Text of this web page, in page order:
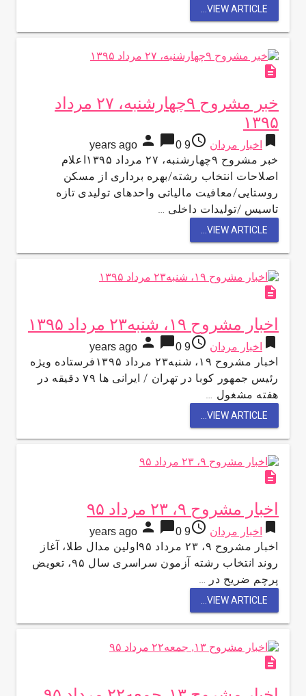
VIEW ARTICLE...
description
خبر مشروح ۹چهارشنبه، ۲۷ مرداد
۱۳۹۵
bookmark اخبار مردان access_time
9 years ago
person chat_bubble0
خبر مشروح ۹چهارشنبه، ۲۷ مرداد ۱۳۹۵اعلام
اصلاحات انتخاب رشته/بهره برداری از مسکن
روستایی/معافیت مالیاتی واحدهای تولیدی تازه
تاسیس /تولیدات داخلی …
VIEW ARTICLE...
description
اخبار مشروح ۱۹، شنبه۲۳ مرداد ۱۳۹۵
bookmark اخبار مردان access_time
9 years ago
person chat_bubble0
اخبار مشروح ۱۹، شنبه۲۳ مرداد ۱۳۹۵فرستاده ویژه
رئیس جمهور کوبا در تهران / ایرانی ها ۷۹ دقیقه در
هفته مشغول …
VIEW ARTICLE...
description
اخبار مشروح ۹، ۲۳ مرداد ۹۵
bookmark اخبار مردان access_time
9 years ago
person chat_bubble0
اخبار مشروح ۹، ۲۳ مرداد ۹۵اولین مدال طلا، آغاز
روند انتخاب رشته آزمون سراسری سال ۹۵، تعویض
پرچم ضریح در …
VIEW ARTICLE...
description